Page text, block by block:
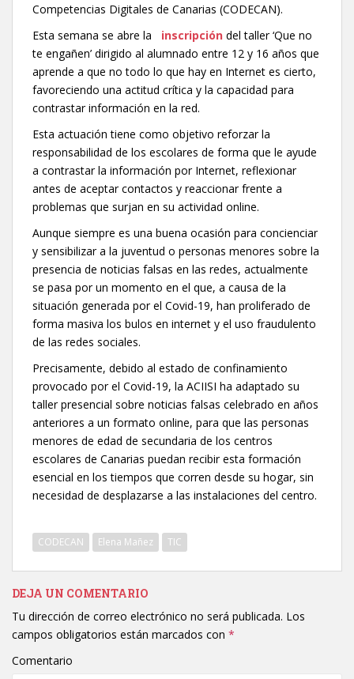
Competencias Digitales de Canarias (CODECAN).
Esta semana se abre la inscripción del taller ‘Que no
te engañen’ dirigido al alumnado entre 12 y 16 años que
aprende a que no todo lo que hay en Internet es cierto,
favoreciendo una actitud crítica y la capacidad para
contrastar información en la red.
Esta actuación tiene como objetivo reforzar la
responsabilidad de los escolares de forma que le ayude
a contrastar la información por Internet, reflexionar
antes de aceptar contactos y reaccionar frente a
problemas que surjan en su actividad online.
Aunque siempre es una buena ocasión para concienciar
y sensibilizar a la juventud o personas menores sobre la
presencia de noticias falsas en las redes, actualmente
se pasa por un momento en el que, a causa de la
situación generada por el Covid-19, han proliferado de
forma masiva los bulos en internet y el uso fraudulento
de las redes sociales.
Precisamente, debido al estado de confinamiento
provocado por el Covid-19, la ACIISI ha adaptado su
taller presencial sobre noticias falsas celebrado en años
anteriores a un formato online, para que las personas
menores de edad de secundaria de los centros
escolares de Canarias puedan recibir esta formación
esencial en los tiempos que corren desde su hogar, sin
necesidad de desplazarse a las instalaciones del centro.
CODECAN Elena Mañez TIC
DEJA UN COMENTARIO
Tu dirección de correo electrónico no será publicada. Los
campos obligatorios están marcados con *
Comentario